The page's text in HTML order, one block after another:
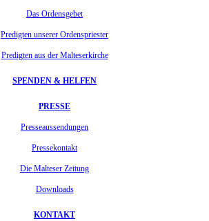
Das Ordensgebet
Predigten unserer Ordenspriester
Predigten aus der Malteserkirche
SPENDEN & HELFEN
PRESSE
Presseaussendungen
Pressekontakt
Die Malteser Zeitung
Downloads
KONTAKT